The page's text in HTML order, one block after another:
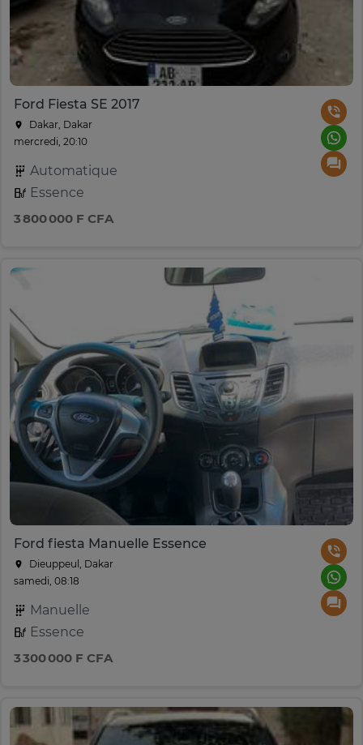
Ford Fiesta SE 2017
Dakar, Dakar
mercredi, 20:10
Automatique
Essence
3 800 000 F CFA
Ford fiesta Manuelle Essence
Dieuppeul, Dakar
samedi, 08:18
Manuelle
Essence
3 300 000 F CFA